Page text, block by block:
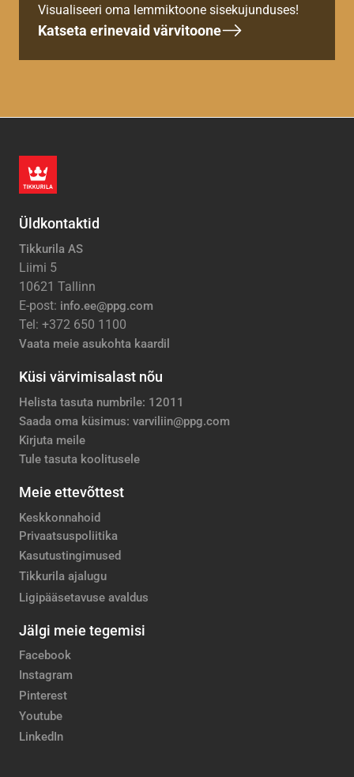
Visualiseeri oma lemmiktoone sisekujunduses!
Katseta erinevaid värvitoone
Üldkontaktid
Tikkurila AS
Liimi 5
10621 Tallinn
E-post: info.ee@ppg.com
Tel: +372 650 1100
Vaata meie asukohta kaardil
Küsi värvimisalast nõu
Helista tasuta numbrile: 12011
Saada oma küsimus: varviliin@ppg.com
Kirjuta meile
Tule tasuta koolitusele
Meie ettevõttest
Keskkonnahoid
Privaatsuspoliitika
Kasutustingimused
Tikkurila ajalugu
Ligipääsetavuse avaldus
Jälgi meie tegemisi
Facebook
Instagram
Pinterest
Youtube
LinkedIn